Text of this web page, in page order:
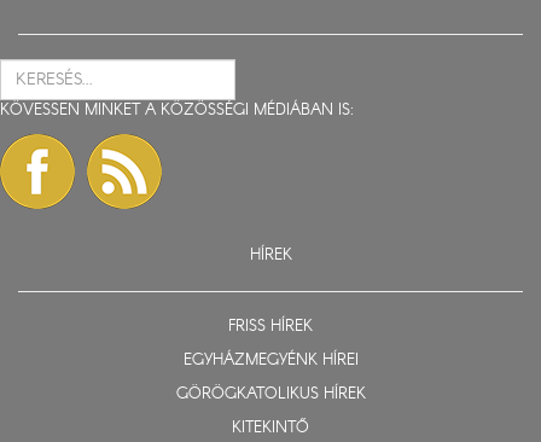
KÖVESSEN MINKET A KÖZÖSSÉGI MÉDIÁBAN IS:
HÍREK
FRISS HÍREK
EGYHÁZMEGYÉNK HÍREI
GÖRÖGKATOLIKUS HÍREK
KITEKINTŐ